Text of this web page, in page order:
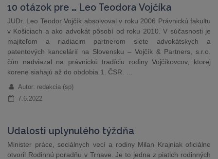
10 otázok pre … Leo Teodora Vojčíka
JUDr. Leo Teodor Vojčík absolvoval v roku 2006 Právnickú fakultu
v Košiciach a ako advokát pôsobí od roku 2010. V súčasnosti je
majiteľom a riadiacim partnerom siete advokátskych a
patentových kancelárií na Slovensku – Vojčík & Partners, s.r.o.
čím nadviazal na právnickú tradíciu rodiny Vojčíkovcov, ktorej
korene siahajú až do obdobia 1. ČSR. …
Autor: redakcia (sp)
7.6.2022
Udalosti uplynulého týždňa
Minister práce, sociálnych vecí a rodiny Milan Krajniak oficiálne
otvoril Rodinnú poradňu v Trnave. Je to jedna z piatich rodinných